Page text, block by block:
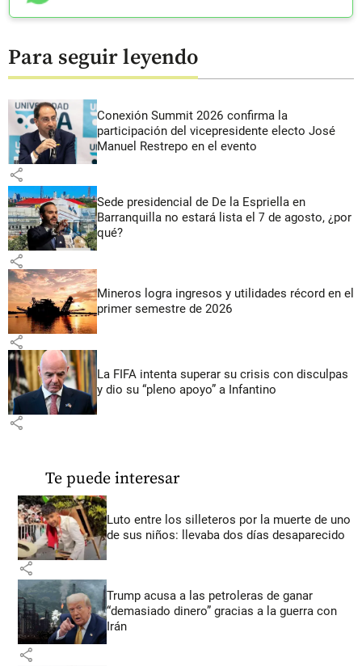
Para seguir leyendo
Conexión Summit 2026 confirma la
participación del vicepresidente electo José
Manuel Restrepo en el evento
share
Sede presidencial de De la Espriella en
Barranquilla no estará lista el 7 de agosto, ¿por
qué?
share
Mineros logra ingresos y utilidades récord en el
primer semestre de 2026
share
La FIFA intenta superar su crisis con disculpas
y dio su “pleno apoyo” a Infantino
share
Te puede interesar
Luto entre los silleteros por la muerte de uno
de sus niños: llevaba dos días desaparecido
share
Trump acusa a las petroleras de ganar
“demasiado dinero” gracias a la guerra con
Irán
share